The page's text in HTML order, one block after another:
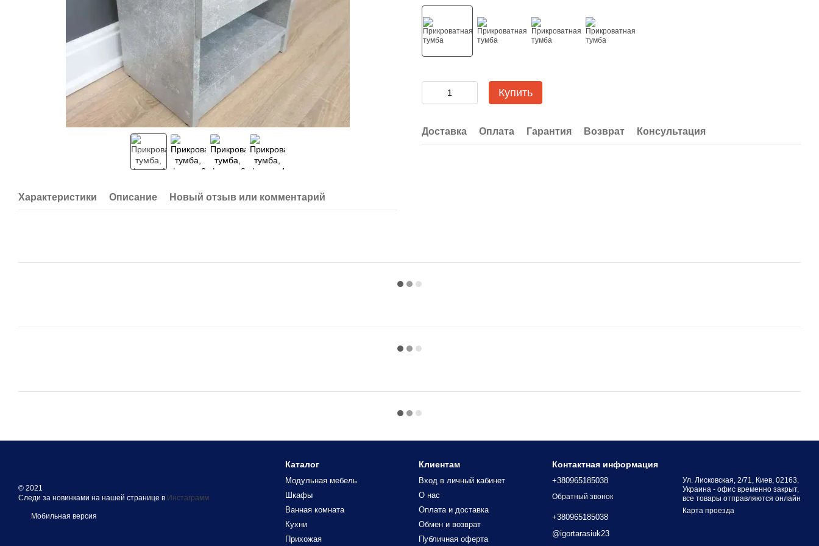
Характеристики Описание Новый отзыв или комментарий
Купить
Доставка Оплата Гарантия Возврат Консультация
© 2021
Следи за новинками на нашей странице в Инстаграмм
Мобильная версия
Каталог
Модульная мебель
Шкафы
Ванная комната
Кухни
Прихожая
Клиентам
Вход в личный кабинет
О нас
Оплата и доставка
Обмен и возврат
Публичная оферта
Контактная информация
+380965185038
Обратный звонок
+380965185038
@igortarasiuk23
Ул. Лисковская, 2/71, Киев, 02163,
Украина - офис временно закрыт,
все товары отправляются онлайн
Карта проезда